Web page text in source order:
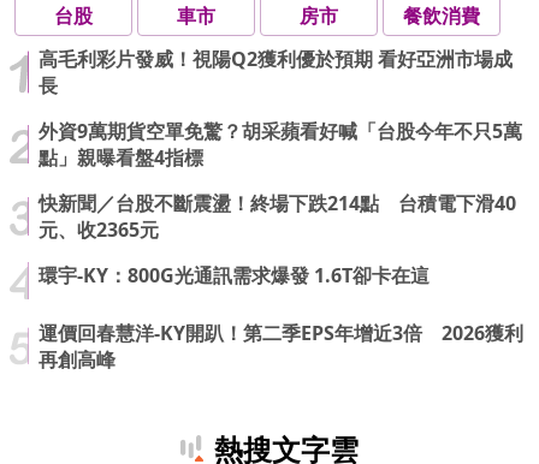
台股 車市 房市
餐飲消費
高毛利彩片發威！視陽Q2獲利優於預期 看好亞洲市場成
長
外資9萬期貨空單免驚？胡采蘋看好喊「台股今年不只5萬
點」親曝看盤4指標
快新聞／台股不斷震盪！終場下跌214點 台積電下滑40
元、收2365元
環宇-KY：800G光通訊需求爆發 1.6T卻卡在這
運價回春慧洋-KY開趴！第二季EPS年增近3倍 2026獲利
再創高峰
熱搜文字雲